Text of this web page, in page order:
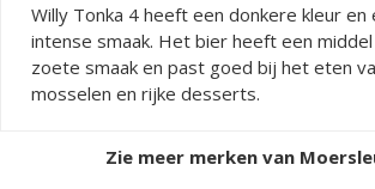
Willy Tonka 4 heeft een donkere kleur en
intense smaak. Het bier heeft een
zoete smaak en past goed bij het eten
mosselen en rijke desserts.
Zie meer merken van